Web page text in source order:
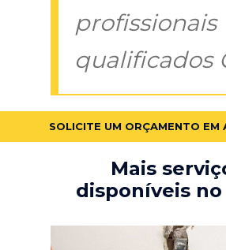
profissionais
qualificados
SOLICITE UM ORÇAMENTO EM
Mais
disponíveis